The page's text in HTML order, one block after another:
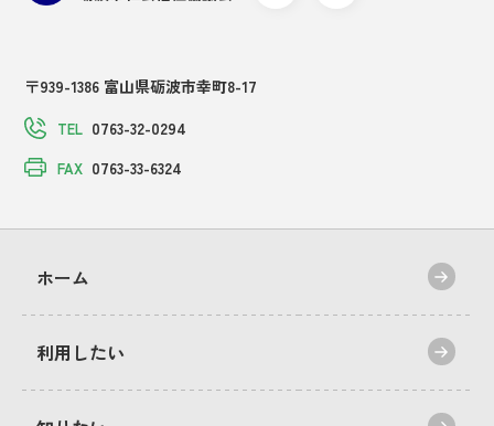
〒939-1386 富山県砺波市幸町8-17
TEL 0763-32-0294
FAX 0763-33-6324
ホーム
利用したい